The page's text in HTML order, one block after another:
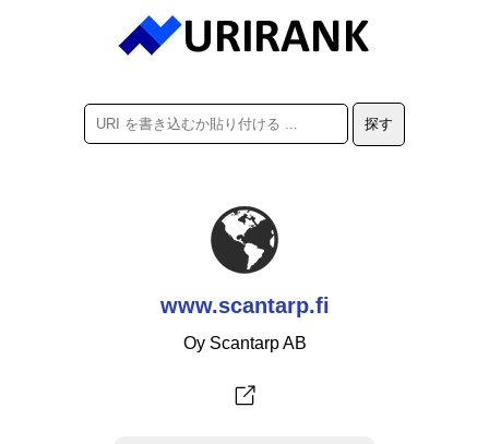
www.scantarp.fi
Oy Scantarp AB